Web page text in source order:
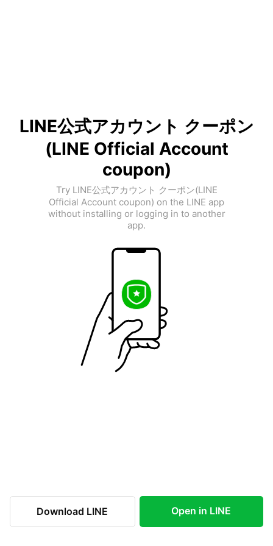
LINE公式アカウント クーポン
(LINE Official Account
coupon)
Try LINE公式アカウント クーポン(LINE
Official Account coupon) on the LINE app
without installing or logging in to another
app.
Download LINE Open in LINE